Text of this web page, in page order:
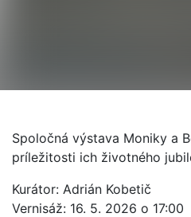
Spoločná výstava Moniky a
príležitosti ich životného
Kurátor: Adrián Kobetič
Vernisáž: 16. 5. 2026 o 17:00